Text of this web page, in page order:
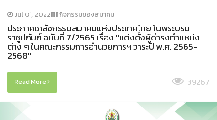
Jul 01, 2022 กิจกรรมของสมาคม
ประกาศเภสัชกรรมสมาคมแห่งประเทศไทย ในพระบรม
ราชูปถัมภ์ ฉบับที่ 7/2565 เรื่อง "แต่งตั้งผู้ดำรงตำแหน่ง
ต่าง ๆ ในคณะกรรมการอำนวยการฯ วาระปี พ.ศ. 2565-
2568"
Read More 39267